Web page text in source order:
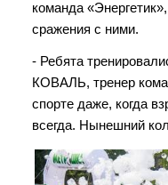
команда
сражения с ними.
- Ребята
КОВАЛЬ, тренер
спорте даже, когда
всегда. Нынешний